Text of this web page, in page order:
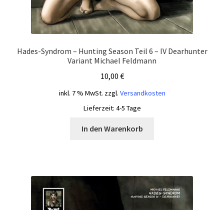
Hades-Syndrom – Hunting Season Teil 6 – IV Dearhunter
Variant Michael Feldmann
10,00 €
inkl. 7 % MwSt. zzgl. Versandkosten
Lieferzeit: 4-5 Tage
In den Warenkorb